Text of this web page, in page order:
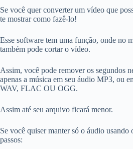
Se você quer converter um vídeo que
te mostrar como fazê-lo!
Esse software tem uma função, onde no
também pode cortar o vídeo.
Assim, você pode remover os segundos
apenas a música em seu áudio MP3, ou
WAV, FLAC OU OGG.
Assim até seu arquivo ficará menor.
Se você quiser manter só o áudio
passos: